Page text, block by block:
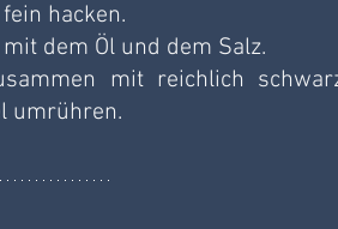
hacken.
dem Öl und dem Salz.
mit reichlich
umrühren.